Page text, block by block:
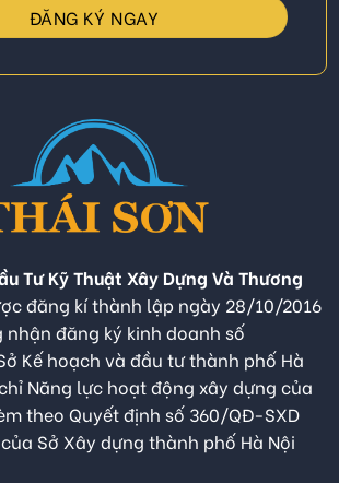
Tư Kỹ Thuật Xây Dựng Và Thương
đăng kí thành lập ngày 28/10/2016
nhận đăng ký kinh doanh số
Kế hoạch và đầu tư thành phố Hà
Năng lực hoạt động xây dựng của
theo Quyết định số 360/QĐ-SXD
Sở Xây dựng thành phố Hà Nội